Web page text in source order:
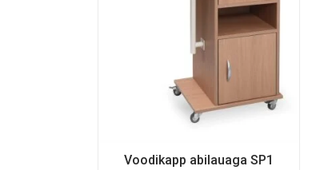
Voodikapp abilauaga SP1